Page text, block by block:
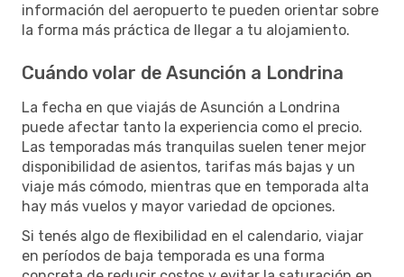
información del aeropuerto te pueden orientar sobre
la forma más práctica de llegar a tu alojamiento.
Cuándo volar de Asunción a Londrina
La fecha en que viajás de Asunción a Londrina
puede afectar tanto la experiencia como el precio.
Las temporadas más tranquilas suelen tener mejor
disponibilidad de asientos, tarifas más bajas y un
viaje más cómodo, mientras que en temporada alta
hay más vuelos y mayor variedad de opciones.
Si tenés algo de flexibilidad en el calendario, viajar
en períodos de baja temporada es una forma